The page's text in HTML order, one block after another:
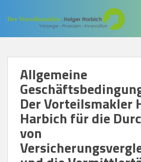
Allgemeine
Der Vorteilsmakler
Harbich für die
von